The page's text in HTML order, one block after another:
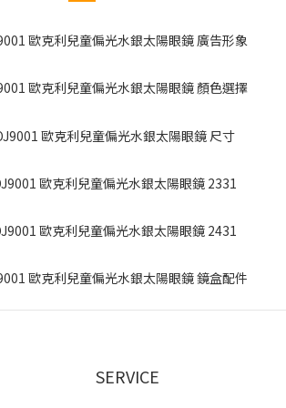
SERVICE